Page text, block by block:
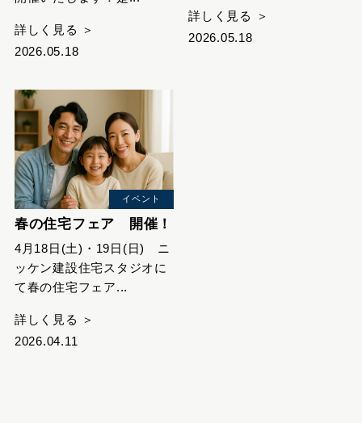
詳しく見る ＞
2026.05.18
詳しく見る ＞
2026.05.18
イベント
春の住宅フェア 開催！
4月18日(土)・19日(日) ニ
ッケン建設住宅スタジオに
て春の住宅フェア...
詳しく見る ＞
2026.04.11